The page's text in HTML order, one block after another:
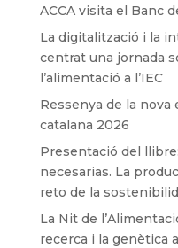
ACCA visita el Banc
La digitalització i la
centrat una jornada
l’alimentació a l’IEC
Ressenya de la nova
catalana 2026
Presentació del
necesarias. La
reto de la
La Nit de
recerca i la genètica